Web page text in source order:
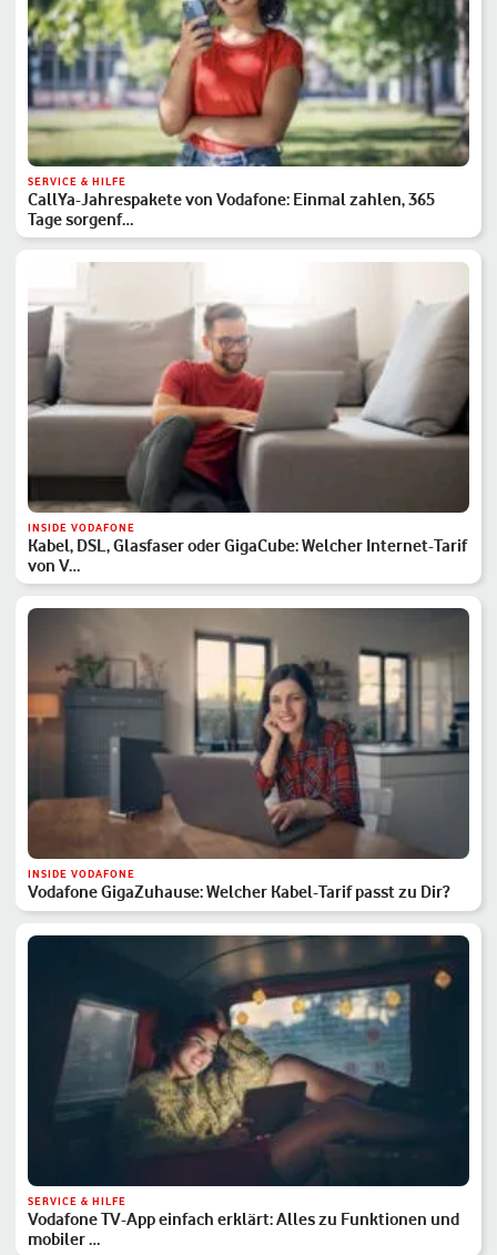
SERVICE & HILFE
CallYa-Jahrespakete von Vodafone: Einmal zahlen, 365
Tage sorgenf…
INSIDE VODAFONE
Kabel, DSL, Glasfaser oder GigaCube: Welcher Internet-Tarif
von V…
INSIDE VODAFONE
Vodafone GigaZuhause: Welcher Kabel-Tarif passt zu Dir?
SERVICE & HILFE
Vodafone TV-App einfach erklärt: Alles zu Funktionen und
mobiler …